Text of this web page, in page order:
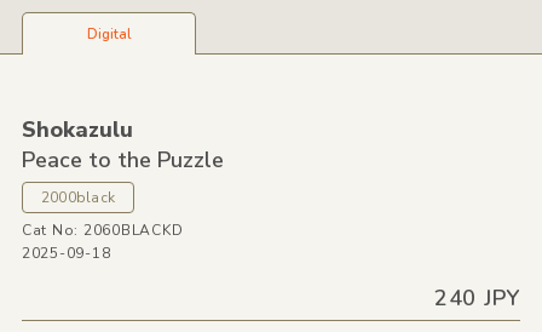
Digital
Shokazulu
Peace to the Puzzle
2000black
Cat No: 2060BLACKD
2025-09-18
240 JPY